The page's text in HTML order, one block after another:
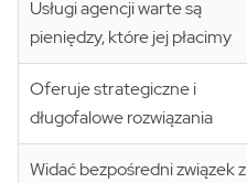
Usługi agencji warte są
pieniędzy, które jej płacimy
Oferuje strategiczne i
długofalowe rozwiązania
Widać bezpośredni związek z